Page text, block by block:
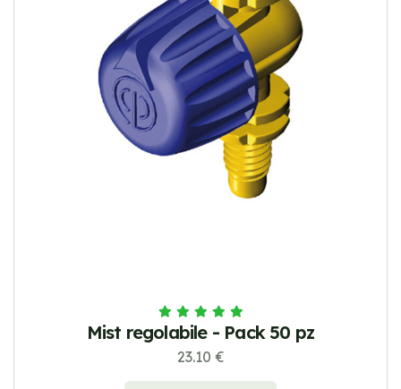
Mist regolabile - Pack 50 pz
23.10 €